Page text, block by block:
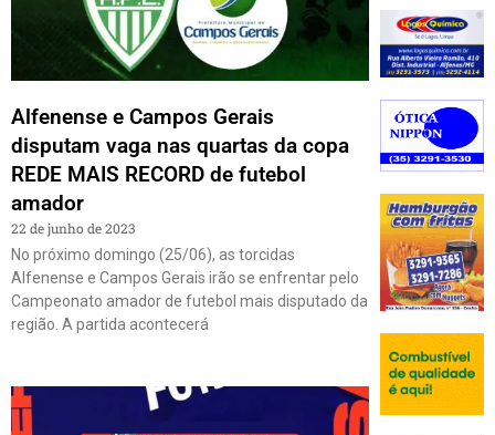
Alfenense e Campos Gerais
disputam vaga nas quartas da copa
REDE MAIS RECORD de futebol
amador
22 de junho de 2023
No próximo domingo (25/06), as torcidas
Alfenense e Campos Gerais irão se enfrentar pelo
Campeonato amador de futebol mais disputado da
região. A partida acontecerá